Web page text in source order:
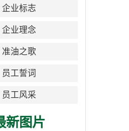
企业标志
企业理念
准油之歌
员工誓词
员工风采
新图片